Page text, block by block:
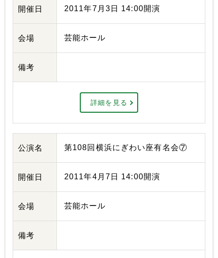
開催日 2011年7月3日 14:00開演
会場 芸能ホール
備考
詳細を見る
公演名 第108回横浜にぎわい座有名会⑦
開催日 2011年4月7日 14:00開演
会場 芸能ホール
備考